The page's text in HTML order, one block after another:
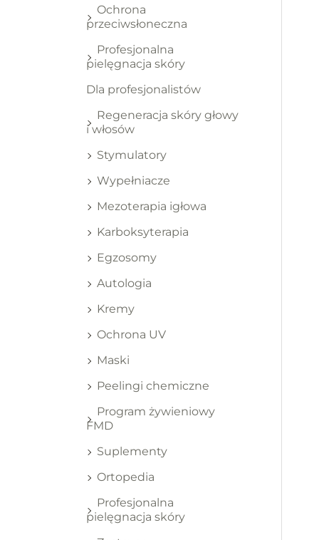
Ochrona
przeciwsłoneczna
Profesjonalna
pielęgnacja skóry
Dla profesjonalistów
Regeneracja skóry głowy
i włosów
Stymulatory
Wypełniacze
Mezoterapia igłowa
Karboksyterapia
Egzosomy
Autologia
Kremy
Ochrona UV
Maski
Peelingi chemiczne
Program żywieniowy
FMD
Suplementy
Ortopedia
Profesjonalna
pielęgnacja skóry